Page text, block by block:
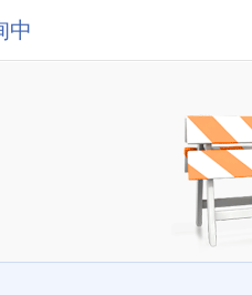
中